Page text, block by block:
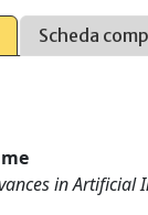
Scheda
in Artificial